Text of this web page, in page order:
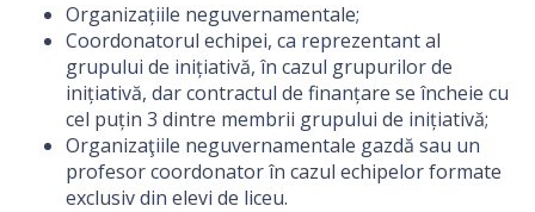
Organizațiile neguvernamentale;
Coordonatorul echipei, ca reprezentant al
grupului de inițiativă, în cazul grupurilor de
inițiativă, dar contractul de finanțare se încheie cu
cel puțin 3 dintre membrii grupului de inițiativă;
Organizaţiile neguvernamentale gazdă sau un
profesor coordonator în cazul echipelor formate
exclusiv din elevi de liceu.